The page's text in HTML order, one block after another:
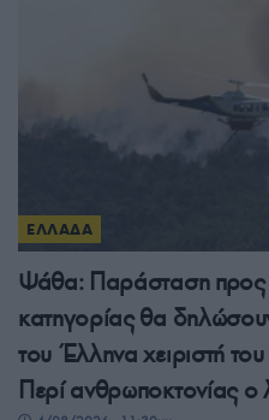
ΕΛΛΑΔΑ
Ψάθα: Παράσταση προς
κατηγορίας θα
του Έλληνα χειριστή
Περί ανθρωποκτονίας ο